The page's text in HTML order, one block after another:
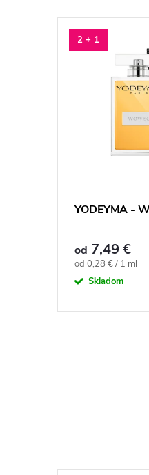
2 + 1
YODEYMA -
od 7,49 €
Jednotková
cena:
od 0,28 € / 1 ml
Skladom